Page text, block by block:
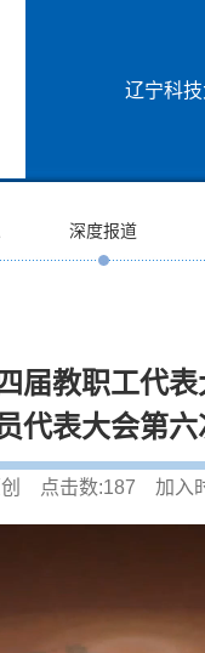
辽宁科
深度报道
届教职工代
代表大会第
创 点击数:187 加入